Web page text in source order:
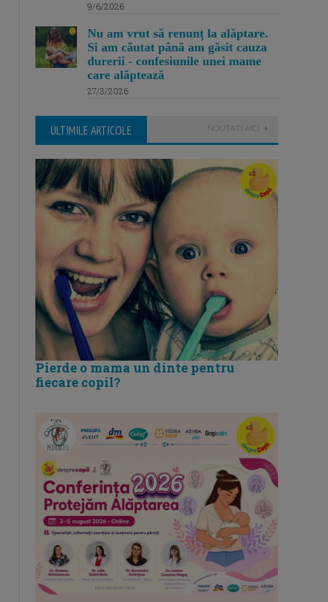
9/6/2026
Nu am vrut să renunț la alăptare.
Si am căutat până am găsit cauza
durerii - confesiunile unei mame
care alăptează
27/3/2026
ULTIMILE ARTICOLE NOUTATI AICI
Pierde o mama un dinte pentru
fiecare copil?